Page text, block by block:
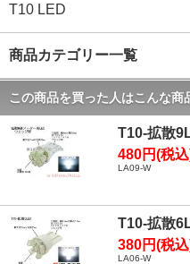
T10 LED
商品カテゴリー一覧
この商品を買った人はこんな商
T10-拡散
480円(税
LA09-W
T10-拡散
380円(税
LA06-W